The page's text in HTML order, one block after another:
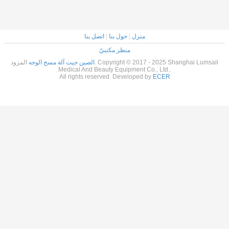
منزل |حول بنا |اتصل بنا
منظر مكتبيّ
الصين جيت آلة مسح الوجه المزود. Copyright © 2017 - 2025 Shanghai Lumsail
Medical And Beauty Equipment Co., Ltd..
All rights reserved. Developed by ECER